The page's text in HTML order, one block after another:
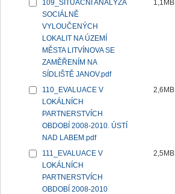
109_SITUAČNÍ ANALÝZA
SOCIÁLNĚ
VYLOUČENÝCH
LOKALIT NA ÚZEMÍ
MĚSTA LITVÍNOVA SE
ZAMĚŘENÍM NA
SÍDLIŠTĚ JANOV.pdf
1,1MB
110_EVALUACE V
LOKÁLNÍCH
PARTNERSTVÍCH
OBDOBÍ 2008-2010. ÚSTÍ
NAD LABEM.pdf
2,6MB
111_EVALUACE V
LOKÁLNÍCH
PARTNERSTVÍCH
OBDOBÍ 2008-2010
2,5MB